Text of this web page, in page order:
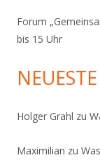
Forum
bis 15 Uhr
Holger Grahl zu
Maximilian zu